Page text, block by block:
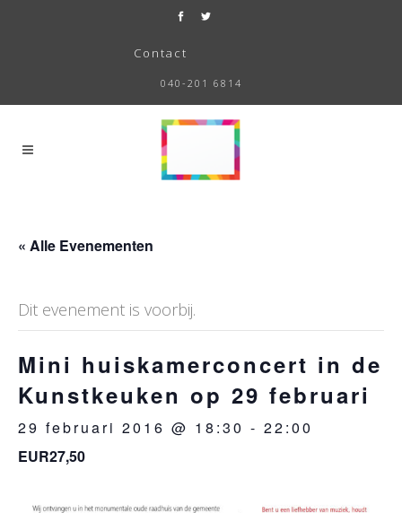
Contact
040-201 6814
« Alle Evenementen
Dit evenement is voorbij.
Mini huiskamerconcert in de
Kunstkeuken op 29 februari
29 februari 2016 @ 18:30 - 22:00
EUR27,50